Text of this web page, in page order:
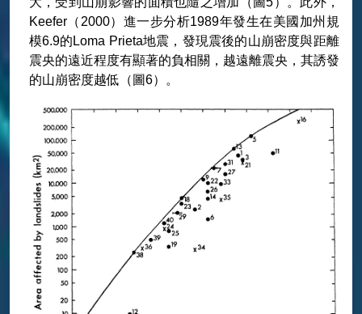
Keefer（2000）進一步分析1989年發生在美國加州規
模6.9的Loma Prieta地震，發現震後的山崩密度與距離
震央的遠近程度有顯著的負相關，越遠離震央，其誘發
的山崩密度越低（圖6）。